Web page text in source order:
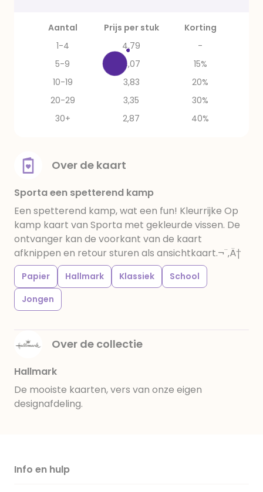
Aantal Prijs per stuk
Korting
1-4
4,79
-
5-9
4,07
15%
10-19
3,83
20%
20-29
3,35
30%
30+
2,87 40%
Over de kaart
Sporta een spetterend kamp
Een spetterend kamp, wat een fun! Kleurrijke Op
kamp kaart van Sporta met gekleurde vissen. De
ontvanger kan de voorkant van de kaart
afknippen en retour sturen als ansichtkaart.¬¨‚Ä†
Papier Hallmark Klassiek
School
Jongen
Over de collectie
Hallmark
De mooiste kaarten, vers van onze eigen
designafdeling.
Info en hulp